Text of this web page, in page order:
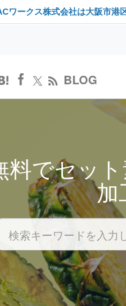
ワークス株式会社は大阪市港
BLOG
料でセッ
加